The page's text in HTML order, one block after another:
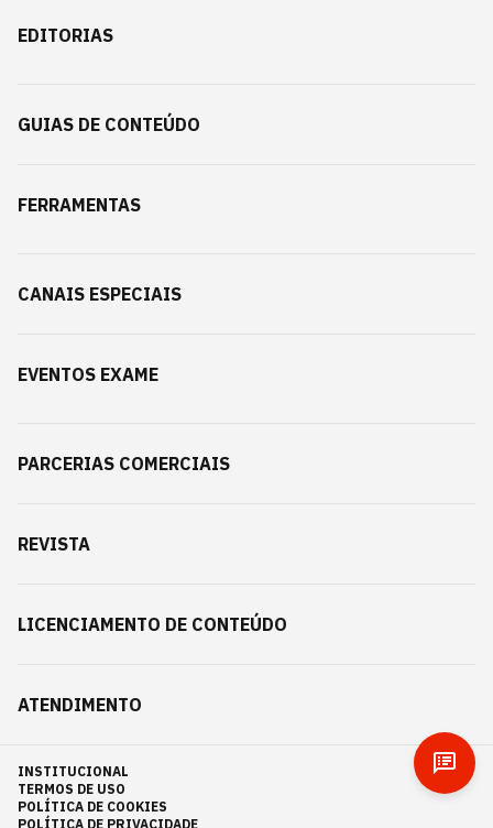
EDITORIAS
GUIAS DE CONTEÚDO
FERRAMENTAS
CANAIS ESPECIAIS
EVENTOS EXAME
PARCERIAS COMERCIAIS
REVISTA
LICENCIAMENTO DE CONTEÚDO
ATENDIMENTO
INSTITUCIONAL
TERMOS DE USO
POLÍTICA DE COOKIES
POLÍTICA DE PRIVACIDADE